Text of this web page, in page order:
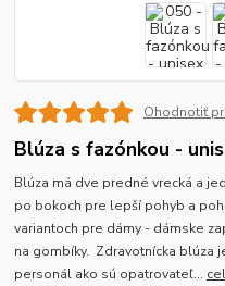
Ohodnotiť
Blúza s fazónkou -
Blúza má dve predné vrecká a
po bokoch pre lepší pohyb a
variantoch pre dámy - dámske
na gombíky. Zdravotnícka blúza
personál ako sú opatrovateľ...